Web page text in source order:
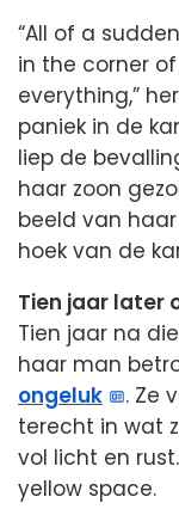
“All of a
in the corner
everything,”
paniek in de
liep de
haar zoon
beeld van
hoek van de
Tien jaar later
Tien jaar na
haar man
ongeluk
. Ze
terecht in wat
vol licht en
yellow space.